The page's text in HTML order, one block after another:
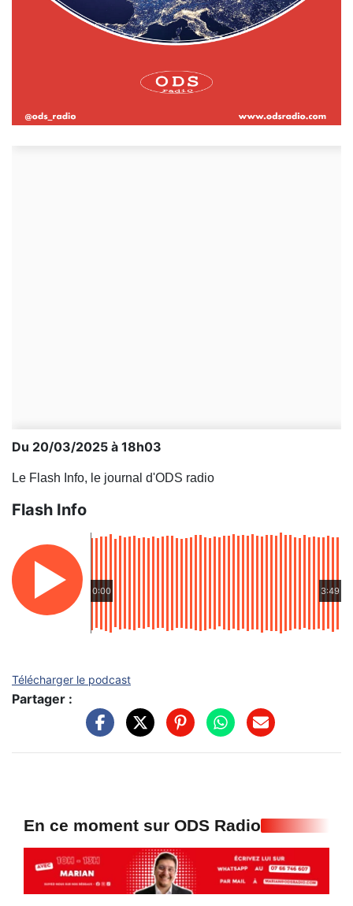
Du 20/03/2025 à 18h03
Le Flash Info, le journal d'ODS radio
Flash Info
0:00 3:49
Télécharger le podcast
Partager :
En ce moment sur ODS Radio